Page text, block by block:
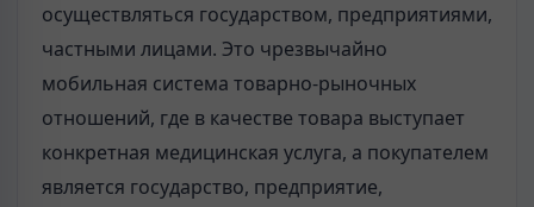
осуществляться государством, предприятиями,
частными лицами. Это чрезвычайно
мобильная система товарно-рыночных
отношений, где в качестве товара выступает
конкретная медицинская услуга, а покупателем
является государство, предприятие,